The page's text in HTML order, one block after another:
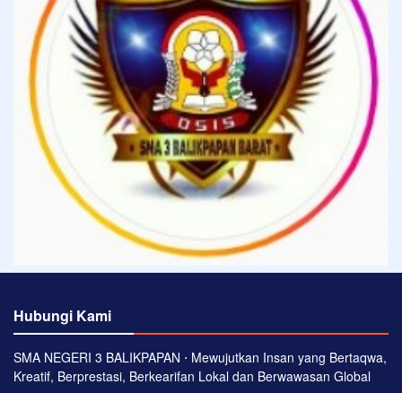
Hubungi Kami
SMA NEGERI 3 BALIKPAPAN ⋅ Mewujutkan Insan yang Bertaqwa,
Kreatif, Berprestasi, Berkearifan Lokal dan Berwawasan Global